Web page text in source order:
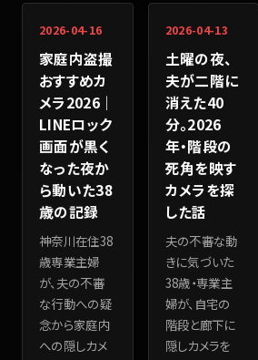
2026-04-16
家庭内盗撮
おすすめカ
メラ2026｜
LINEロック
画面が黒く
なった夜か
ら動いた38
歳の記録
神奈川在住38
歳専業主婦
が、夫の不審
な行動への疑
念から家庭内
への隠しカメ
2026-04-13
土曜の夜、
夫が二階に
消えた40
分。2026
年・階段の
死角を映す
カメラを探
した話
夫の不審な動
きに気づいた
38歳・専業主
婦が、自宅の
階段と廊下に
隠しカメラを